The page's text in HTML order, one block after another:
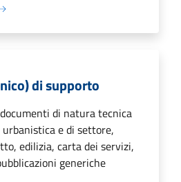
di supporto
di natura tecnica
e di settore,
edilizia, carta dei servizi,
generiche